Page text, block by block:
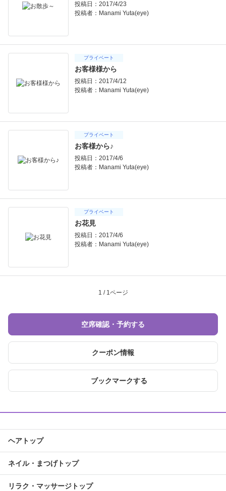
投稿日：2017/4/23
投稿者： Manami Yuta(eye)
プライベート
お客様様から
投稿日：2017/4/12
投稿者： Manami Yuta(eye)
プライベート
お客様から♪
投稿日：2017/4/6
投稿者： Manami Yuta(eye)
プライベート
お花見
投稿日：2017/4/6
投稿者： Manami Yuta(eye)
1 / 1ページ
空席確認・予約する
クーポン情報
ブックマークする
ヘアトップ
ネイル・まつげトップ
リラク・マッサージトップ